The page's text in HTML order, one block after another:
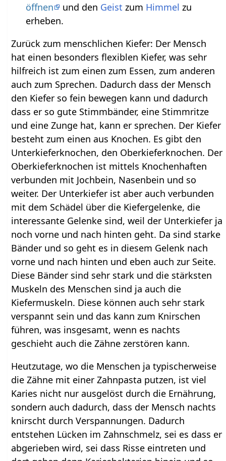
öffnen
und den Geist zum Himmel zu
erheben.
Zurück zum menschlichen Kiefer: Der Mensch
hat einen besonders flexiblen Kiefer, was sehr
hilfreich ist zum einen zum Essen, zum anderen
auch zum Sprechen. Dadurch dass der Mensch
den Kiefer so fein bewegen kann und dadurch
dass er so gute Stimmbänder, eine Stimmritze
und eine Zunge hat, kann er sprechen. Der Kiefer
besteht zum einen aus Knochen. Es gibt den
Unterkieferknochen, den Oberkieferknochen. Der
Oberkieferknochen ist mittels Knochenhaften
verbunden mit Jochbein, Nasenbein und so
weiter. Der Unterkiefer ist aber auch verbunden
mit dem Schädel über die Kiefergelenke, die
interessante Gelenke sind, weil der Unterkiefer ja
noch vorne und nach hinten geht. Da sind starke
Bänder und so geht es in diesem Gelenk nach
vorne und nach hinten und eben auch zur Seite.
Diese Bänder sind sehr stark und die stärksten
Muskeln des Menschen sind ja auch die
Kiefermuskeln. Diese können auch sehr stark
verspannt sein und das kann zum Knirschen
führen, was insgesamt, wenn es nachts
geschieht auch die Zähne zerstören kann.
Heutzutage, wo die Menschen ja typischerweise
die Zähne mit einer Zahnpasta putzen, ist viel
Karies nicht nur ausgelöst durch die Ernährung,
sondern auch dadurch, dass der Mensch nachts
knirscht durch Verspannungen. Dadurch
entstehen Lücken im Zahnschmelz, sei es dass er
abgerieben wird, sei dass Risse eintreten und